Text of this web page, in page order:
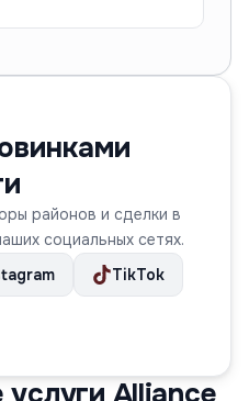
районов и сделки в
социальных сетях.
TikTok